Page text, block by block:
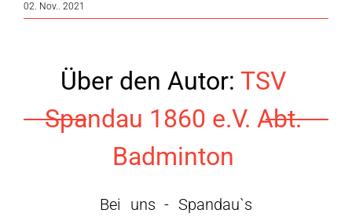
02. Nov.. 2021
Über den Autor: TSV
Spandau 1860 e.V. Abt.
Badminton
Bei uns - Spandau`s